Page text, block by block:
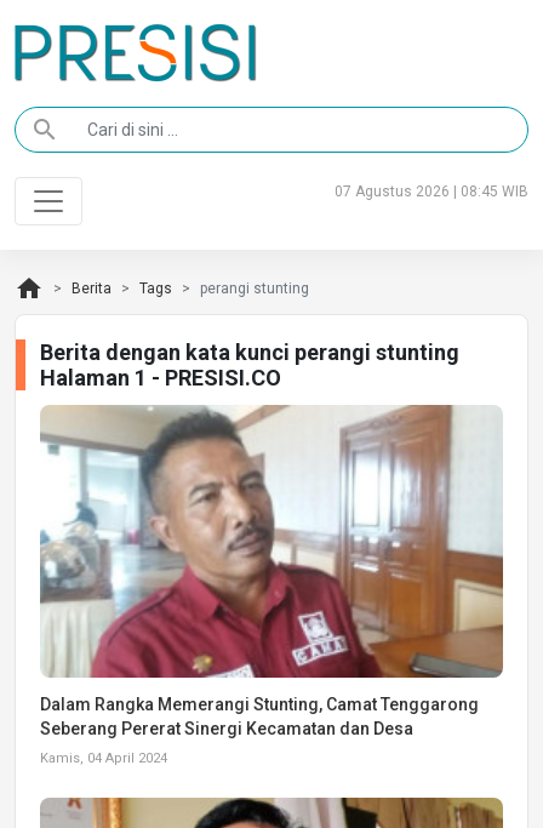
search
07 Agustus 2026 | 08:45 WIB
home Berita Tags perangi stunting
Berita dengan kata kunci perangi stunting
Halaman 1 - PRESISI.CO
Dalam Rangka Memerangi Stunting, Camat Tenggarong
Seberang Pererat Sinergi Kecamatan dan Desa
Kamis, 04 April 2024